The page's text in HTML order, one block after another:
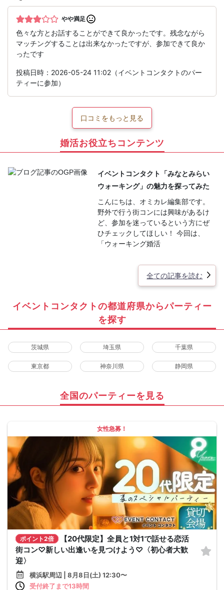
やや満足
色々な方とお話することができて良かったです。残念ながら
マッチングすることは出来なかったですが、参加できて良か
ったです
投稿日時：2026-05-24 11:02（イベントコンタクトのパー
ティーに参加）
口コミをもっと見る
婚活お役立ちコンテンツ
イベントコンタクト「みなとみらい
ウォーキング」の魅力を探ってみた
こんにちは、オミカレ編集部です。
野外で行う街コンには興味があるけ
ど、参加を迷っているという方にぜ
ひチェックしてほしい！ 今回は、
「ウォーキング婚活
全ての記事を読む
イベントコンタクトの都道府県からパーティー
を探す
茨城県 埼玉県 千葉県
東京都 神奈川県 静岡県
全国のパーティーを見る
女性急募！
ポイント2倍
【20代限定】全員と1対1で話せる恋活
街コン♡新しい出逢いを見つけよう♡〈初心者大歓
迎〉
横浜駅周辺 | 8月8日(土) 12:30〜
受付終了まで13時間